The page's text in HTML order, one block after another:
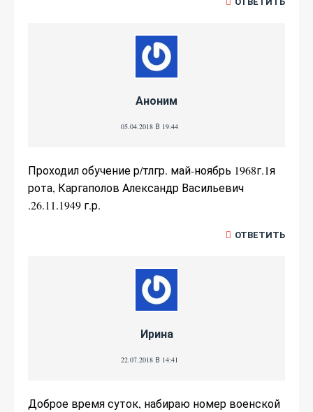
Аноним
05.04.2018 В 19:44
Проходил обучение р/тлгр. май-ноябрь 1968г.1я
рота, Каргаполов Александр Васильевич
.26.11.1949 г.р.
ОТВЕТИТЬ
Ирина
22.07.2018 В 14:41
Доброе время суток, набираю номер военской